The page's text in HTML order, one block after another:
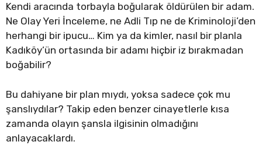
Kendi aracında torbayla boğularak öldürülen bir adam.
Ne Olay Yeri İnceleme, ne Adli Tıp ne de Kriminoloji’den
herhangi bir ipucu… Kim ya da kimler, nasıl bir planla
Kadıköy’ün ortasında bir adamı hiçbir iz bırakmadan
boğabilir?
Bu dahiyane bir plan mıydı, yoksa sadece çok mu
şanslıydılar? Takip eden benzer cinayetlerle kısa
zamanda olayın şansla ilgisinin olmadığını
anlayacaklardı.